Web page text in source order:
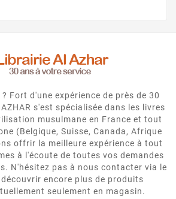
Fort d'une expérience de près de 30
s'est spécialisée dans les livres
musulmane en France et tout
(Belgique, Suisse, Canada, Afrique
offrir la meilleure expérience à tout
à l'écoute de toutes vos demandes
N'hésitez pas à nous contacter via le
encore plus de produits
seulement en magasin.